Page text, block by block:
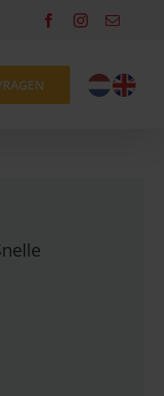
FacebookInstagram
Email